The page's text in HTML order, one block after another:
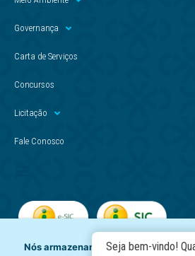
Governança
Carta de Serviços
Concursos
Licitação
Fale Conosco
Nós armazenamos dadosSeja bem-vindo!